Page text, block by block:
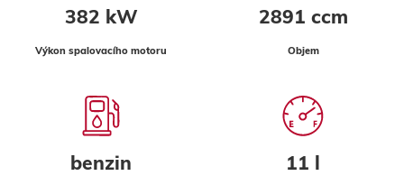
382 kW
Výkon spalovacího motoru
2891 ccm
Objem
benzin 11 l